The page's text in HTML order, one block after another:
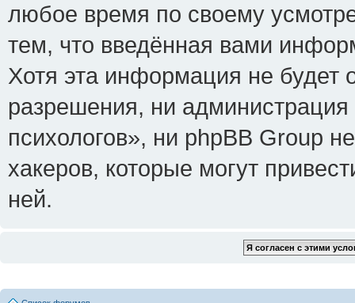
любое время по своему
тем, что введённая вами
Хотя эта информация не будет
разрешения, ни
психологов», ни phpBB Group
хакеров, которые могут
ней.